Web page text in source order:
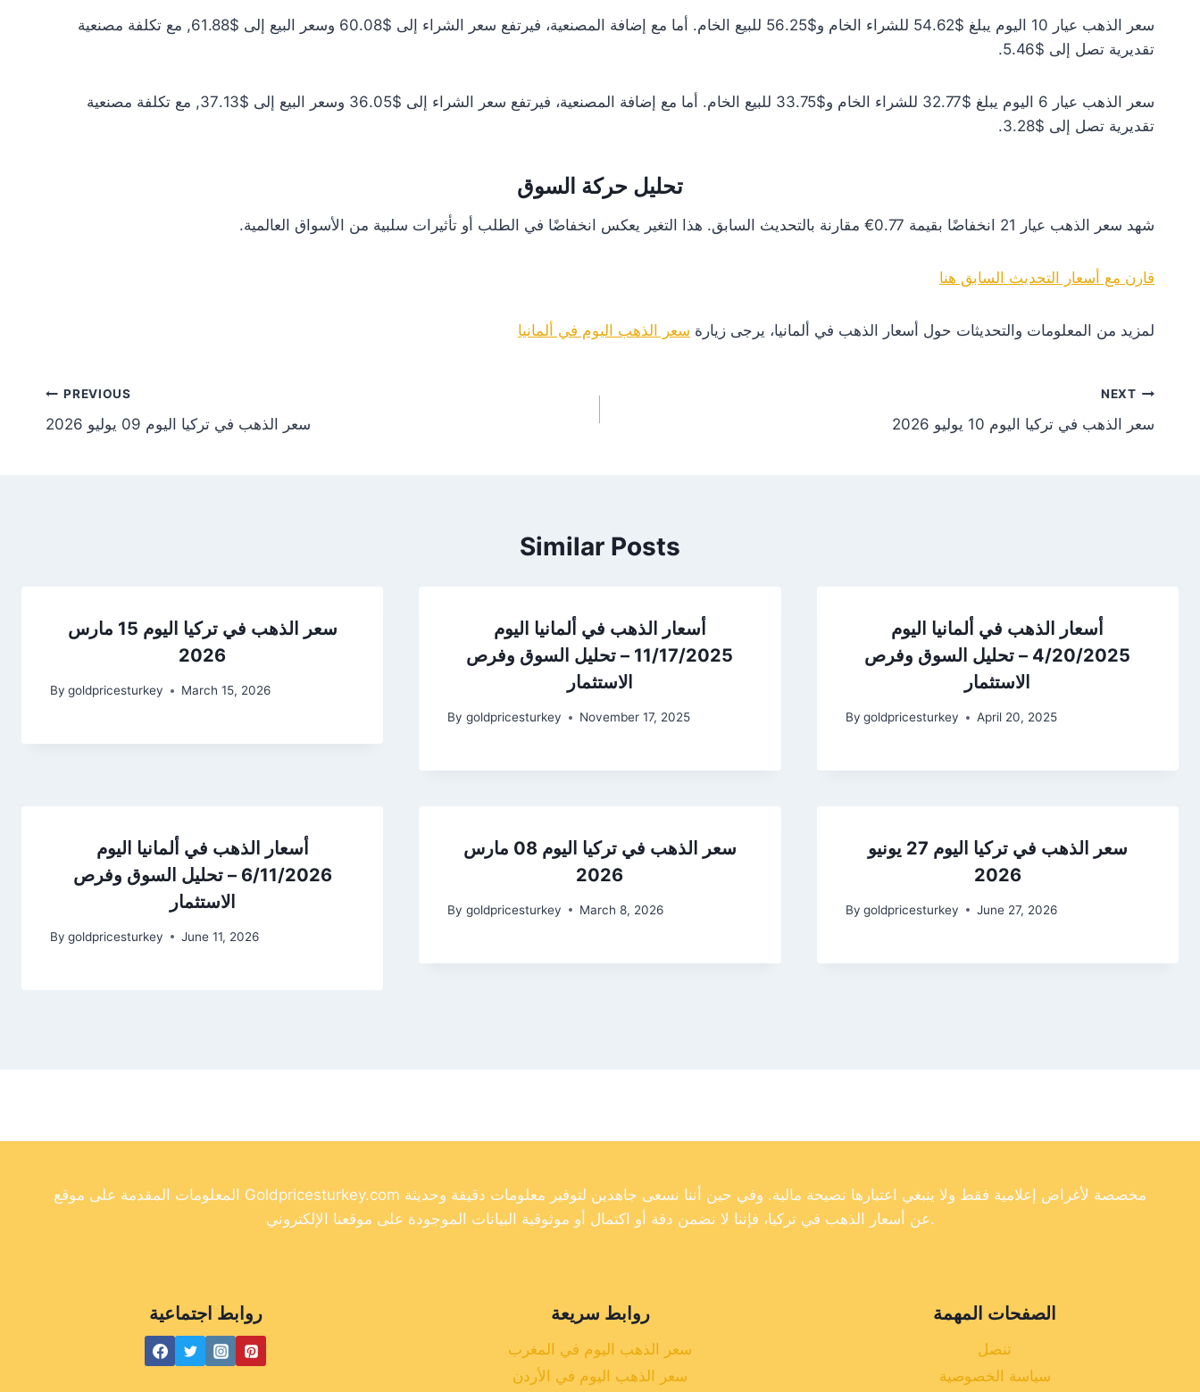
سعر الذهب عيار 10 اليوم يبلغ $54.62 للشراء الخام و$56.25 للبيع الخام. أما مع إضافة المصنعية، فيرتفع سعر الشراء إلى $60.08 وسعر البيع إلى $61.88, مع تكلفة مصنعية
تقديرية تصل إلى $5.46.
سعر الذهب عيار 6 اليوم يبلغ $32.77 للشراء الخام و$33.75 للبيع الخام. أما مع إضافة المصنعية، فيرتفع سعر الشراء إلى $36.05 وسعر البيع إلى $37.13, مع تكلفة مصنعية
تقديرية تصل إلى $3.28.
تحليل حركة السوق
شهد سعر الذهب عيار 21 انخفاضًا بقيمة 0.77€ مقارنة بالتحديث السابق. هذا التغير يعكس انخفاضًا في الطلب أو تأثيرات سلبية من الأسواق العالمية.
قارن مع أسعار التحديث السابق هنا
لمزيد من المعلومات والتحديثات حول أسعار الذهب في ألمانيا، يرجى زيارة سعر الذهب اليوم في ألمانيا
PREVIOUS
سعر الذهب في تركيا اليوم 09 يوليو 2026
NEXT
سعر الذهب في تركيا اليوم 10 يوليو 2026
Similar Posts
سعر الذهب في تركيا اليوم 15 مارس
2026
By goldpricesturkey March 15, 2026
أسعار الذهب في ألمانيا اليوم
11/17/2025 – تحليل السوق وفرص
الاستثمار
By goldpricesturkey November 17, 2025
أسعار الذهب في ألمانيا اليوم
4/20/2025 – تحليل السوق وفرص
الاستثمار
By goldpricesturkey April 20, 2025
أسعار الذهب في ألمانيا اليوم
6/11/2026 – تحليل السوق وفرص
الاستثمار
By goldpricesturkey June 11, 2026
سعر الذهب في تركيا اليوم 08 مارس
2026
By goldpricesturkey March 8, 2026
سعر الذهب في تركيا اليوم 27 يونيو
2026
By goldpricesturkey June 27, 2026
المعلومات المقدمة على موقع Goldpricesturkey.com مخصصة لأغراض إعلامية فقط ولا ينبغي اعتبارها نصيحة مالية. وفي حين أننا نسعى جاهدين لتوفير معلومات دقيقة وحديثة
عن أسعار الذهب في تركيا، فإننا لا نضمن دقة أو اكتمال أو موثوقية البيانات الموجودة على موقعنا الإلكتروني.
روابط اجتماعية روابط سريعة
سعر الذهب اليوم في المغرب
سعر الذهب اليوم في الأردن
الصفحات المهمة
تنصل
سياسة الخصوصية